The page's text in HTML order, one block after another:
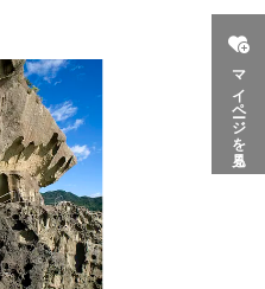
マイページを見る